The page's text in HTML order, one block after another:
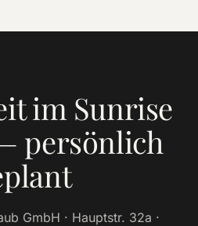
im Sunrise
persönlich
GmbH · Hauptstr. 32a ·